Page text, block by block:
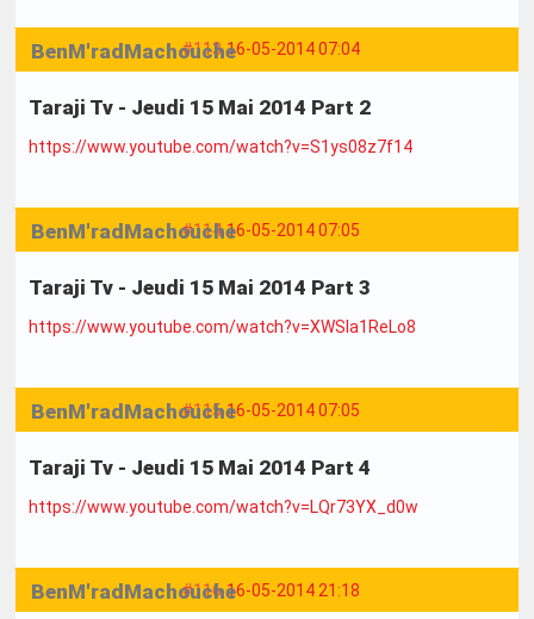
#113 16-05-2014 07:04
BenM'radMachouche
Taraji Tv - Jeudi 15 Mai 2014 Part 2
https://www.youtube.com/watch?v=S1ys08z7f14
#114 16-05-2014 07:05
BenM'radMachouche
Taraji Tv - Jeudi 15 Mai 2014 Part 3
https://www.youtube.com/watch?v=XWSla1ReLo8
#115 16-05-2014 07:05
BenM'radMachouche
Taraji Tv - Jeudi 15 Mai 2014 Part 4
https://www.youtube.com/watch?v=LQr73YX_d0w
#116 16-05-2014 21:18
BenM'radMachouche